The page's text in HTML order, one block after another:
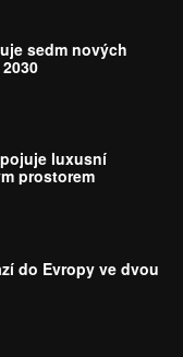
sedm nových
luxusní
prostorem
do Evropy ve dvou